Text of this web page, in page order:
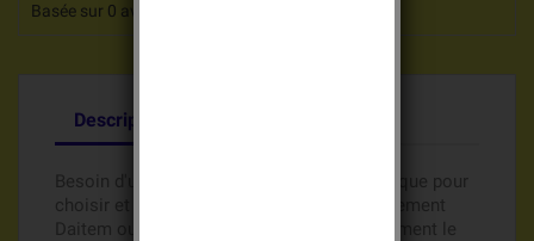
Basée sur 0 avis clients.
Description
Besoin d'un renseignement, une aide technique pour
choisir et acheter vos batteries de remplacement
Daitem ou Logisty Hager ?, Appelez directement le